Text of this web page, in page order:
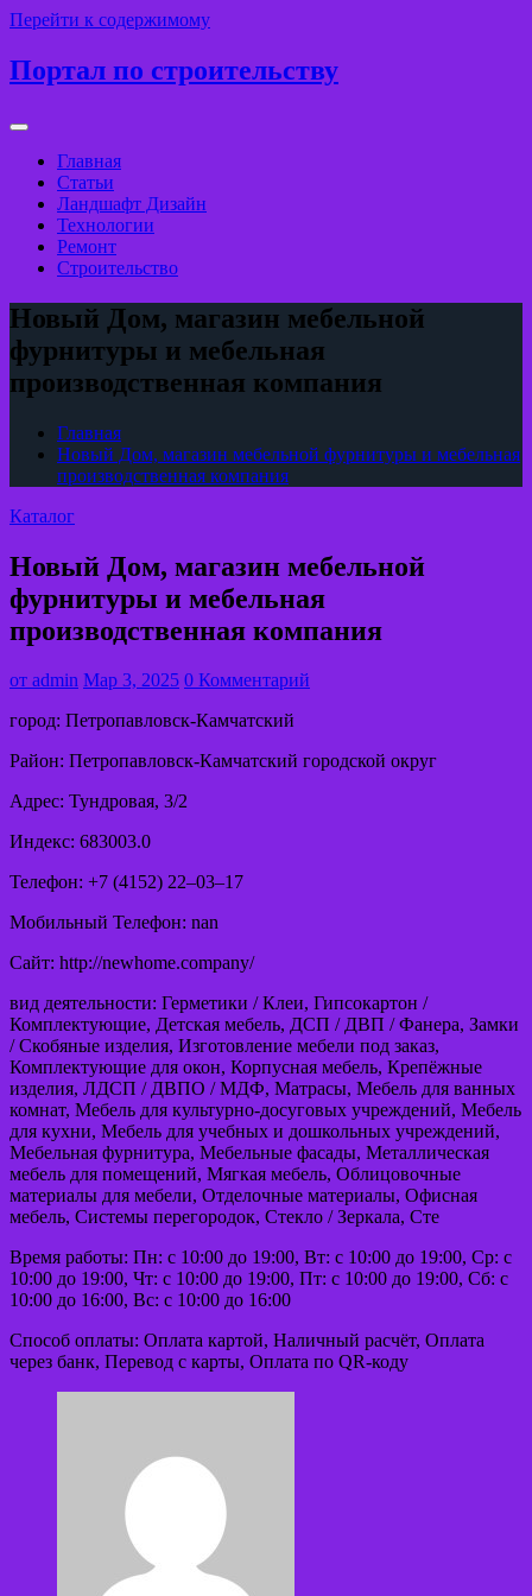
Перейти к содержимому
Портал по строительству
Главная
Статьи
Ландшафт Дизайн
Технологии
Ремонт
Строительство
Новый Дом, магазин мебельной
фурнитуры и мебельная
производственная компания
Главная
Новый Дом, магазин мебельной фурнитуры и мебельная
производственная компания
Каталог
Новый Дом, магазин мебельной
фурнитуры и мебельная
производственная компания
от admin Мар 3, 2025 0 Комментарий
город: Петропавловск-Камчатский
Район: Петропавловск-Камчатский городской округ
Адрес: Тундровая, 3/2
Индекс: 683003.0
Телефон: +7 (4152) 22‒03‒17
Мобильный Телефон: nan
Сайт: http://newhome.company/
вид деятельности: Герметики / Клеи, Гипсокартон /
Комплектующие, Детская мебель, ДСП / ДВП / Фанера, Замки
/ Скобяные изделия, Изготовление мебели под заказ,
Комплектующие для окон, Корпусная мебель, Крепёжные
изделия, ЛДСП / ДВПО / МДФ, Матрасы, Мебель для ванных
комнат, Мебель для культурно-досуговых учреждений, Мебель
для кухни, Мебель для учебных и дошкольных учреждений,
Мебельная фурнитура, Мебельные фасады, Металлическая
мебель для помещений, Мягкая мебель, Облицовочные
материалы для мебели, Отделочные материалы, Офисная
мебель, Системы перегородок, Стекло / Зеркала, Сте
Время работы: Пн: с 10:00 до 19:00, Вт: с 10:00 до 19:00, Ср: с
10:00 до 19:00, Чт: с 10:00 до 19:00, Пт: с 10:00 до 19:00, Сб: с
10:00 до 16:00, Вс: с 10:00 до 16:00
Способ оплаты: Оплата картой, Наличный расчёт, Оплата
через банк, Перевод с карты, Оплата по QR-коду